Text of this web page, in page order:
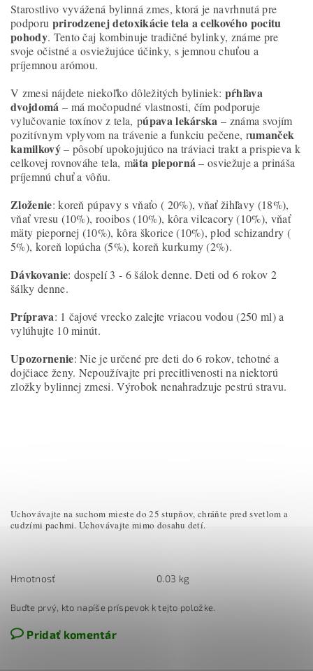
Starostlivo vyvážená bylinná zmes, ktorá je navrhnutá pre
podporu prirodzenej detoxikácie tela a celkového pocitu
pohody. Tento čaj kombinuje tradičné bylinky, známe pre
svoje očistné a osviežujúce účinky, s jemnou chuťou a
príjemnou arómou.
V zmesi nájdete niekoľko dôležitých byliniek: pŕhľava
dvojdomá – má močopudné vlastnosti, čím podporuje
vylučovanie toxínov z tela, púpava lekárska – známa svojím
pozitívnym vplyvom na trávenie a funkciu pečene, rumanček
kamilkový– pôsobí upokojujúco na tráviaci trakt a prispieva k
celkovej rovnováhe tela, mäta pieporná– osviežuje a prináša
príjemnú chuť a vôňu.
Zloženie: koreň púpavy s vňaťo ( 20%), vňať žihľavy (18%),
vňať vresu (10%), rooibos (10%), kôra vilcacory (10%), vňať
mäty piepornej (10%), kôra škorice (10%), plod schizandry (
5%), koreň lopúcha (5%), koreň kurkumy (2%).
Dávkovanie: dospelí 3 - 6 šálok denne. Deti od 6 rokov 2
šálky denne.
Príprava: 1 čajové vrecko zalejte vriacou vodou (250 ml) a
vylúhujte 10 minút.
Upozornenie: Nie je určené pre deti do 6 rokov, tehotné a
dojčiace ženy. Nepoužívajte pri precitlivenosti na niektorú
zložky bylinnej zmesi. Výrobok nenahradzuje pestrú stravu.
Uchovávajte na suchom mieste do 25 stupňov, chráňte pred svetlom a
cudzími pachmi. Uchovávajte mimo dosahu detí.
Hmotnosť 0.03 kg
Buďte prvý, kto napíše príspevok k tejto položke.
Pridať komentár